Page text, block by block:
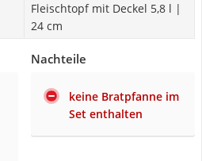
Fleischtopf mit Deckel 5,8 l |
24 cm
Nachteile
keine Bratpfanne im
Set enthalten